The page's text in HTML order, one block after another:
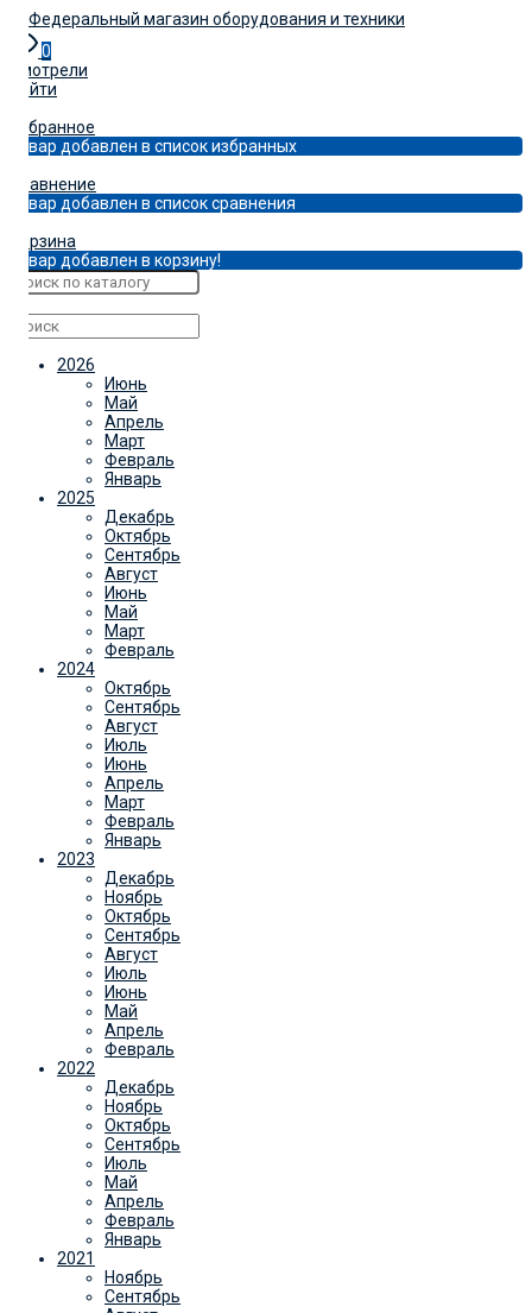
0
Смотрели
Войти
Избранное
Товар добавлен в список избранных
Сравнение
Товар добавлен в список сравнения
Корзина
Товар добавлен в корзину!
2026
Июнь
Май
Апрель
Март
Февраль
Январь
2025
Декабрь
Октябрь
Сентябрь
Август
Июнь
Май
Март
Февраль
2024
Октябрь
Сентябрь
Август
Июль
Июнь
Апрель
Март
Февраль
Январь
2023
Декабрь
Ноябрь
Октябрь
Сентябрь
Август
Июль
Июнь
Май
Апрель
Февраль
2022
Декабрь
Ноябрь
Октябрь
Сентябрь
Июль
Май
Апрель
Февраль
Январь
2021
Ноябрь
Сентябрь